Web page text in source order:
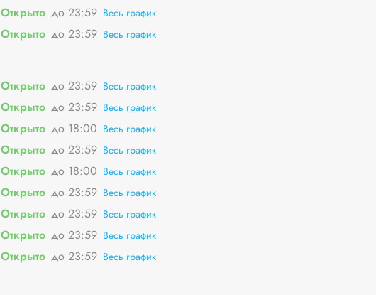
Открыто до 23:59 Весь график
Открыто до 23:59 Весь график
Открыто до 23:59 Весь график
Открыто до 23:59 Весь график
Открыто до 18:00 Весь график
Открыто до 23:59 Весь график
Открыто до 18:00 Весь график
Открыто до 23:59 Весь график
Открыто до 23:59 Весь график
Открыто до 23:59 Весь график
Открыто до 23:59 Весь график